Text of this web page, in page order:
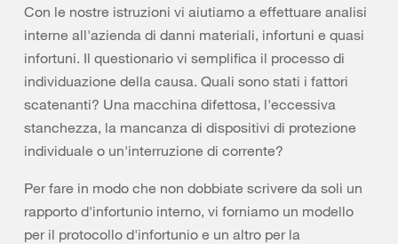
Con le nostre istruzioni vi aiutiamo a effettuare analisi
interne all'azienda di danni materiali, infortuni e quasi
infortuni. Il questionario vi semplifica il processo di
individuazione della causa. Quali sono stati i fattori
scatenanti? Una macchina difettosa, l'eccessiva
stanchezza, la mancanza di dispositivi di protezione
individuale o un'interruzione di corrente?
Per fare in modo che non dobbiate scrivere da soli un
rapporto d'infortunio interno, vi forniamo un modello
per il protocollo d'infortunio e un altro per la